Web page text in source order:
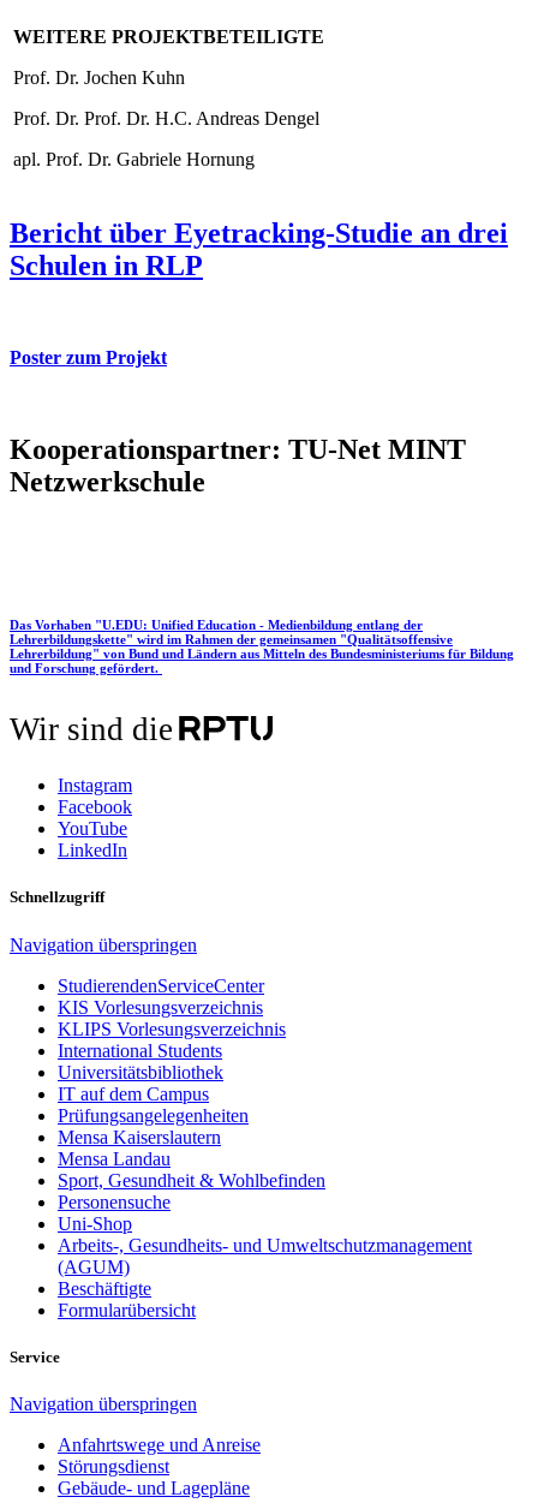
WEITERE PROJEKTBETEILIGTE
Prof. Dr. Jochen Kuhn
Prof. Dr. Prof. Dr. H.C. Andreas Dengel
apl. Prof. Dr. Gabriele Hornung
Bericht über Eyetracking-Studie an drei
Schulen in RLP
Poster zum Projekt
Kooperationspartner: TU-Net MINT
Netzwerkschule
Das Vorhaben "U.EDU: Unified Education - Medienbildung entlang der
Lehrerbildungskette" wird im Rahmen der gemeinsamen "Qualitätsoffensive
Lehrerbildung" von Bund und Ländern aus Mitteln des Bundesministeriums für Bildung
und Forschung gefördert.
Wir sind die
Instagram
Facebook
YouTube
LinkedIn
Schnellzugriff
Navigation überspringen
StudierendenServiceCenter
KIS Vorlesungsverzeichnis
KLIPS Vorlesungsverzeichnis
International Students
Universitätsbibliothek
IT auf dem Campus
Prüfungsangelegenheiten
Mensa Kaiserslautern
Mensa Landau
Sport, Gesundheit & Wohlbefinden
Personensuche
Uni-Shop
Arbeits-, Gesundheits- und Umweltschutzmanagement
(AGUM)
Beschäftigte
Formularübersicht
Service
Navigation überspringen
Anfahrtswege und Anreise
Störungsdienst
Gebäude- und Lagepläne